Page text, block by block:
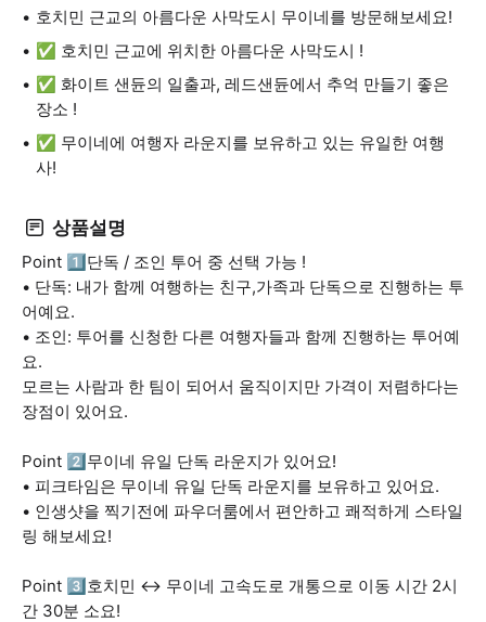
호치민 근교의 아름다운 사막도시 무이네를 방문해보세요!
✅ 호치민 근교에 위치한 아름다운 사막도시 !
✅ 화이트 샌듄의 일출과, 레드샌듄에서 추억 만들기 좋은
장소 !
✅ 무이네에 여행자 라운지를 보유하고 있는 유일한 여행
사!
상품설명
Point 1️⃣단독 / 조인 투어 중 선택 가능 !
• 단독: 내가 함께 여행하는 친구,가족과 단독으로 진행하는 투
어예요.
• 조인: 투어를 신청한 다른 여행자들과 함께 진행하는 투어예
요.
모르는 사람과 한 팀이 되어서 움직이지만 가격이 저렴하다는
장점이 있어요.
Point 2️⃣무이네 유일 단독 라운지가 있어요!
• 피크타임은 무이네 유일 단독 라운지를 보유하고 있어요.
• 인생샷을 찍기전에 파우더룸에서 편안하고 쾌적하게 스타일
링 해보세요!
Point 3️⃣호치민 ↔ 무이네 고속도로 개통으로 이동 시간 2시
간 30분 소요!